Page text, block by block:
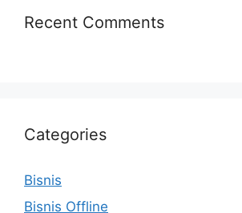
Recent Comments
Categories
Bisnis
Bisnis Offline